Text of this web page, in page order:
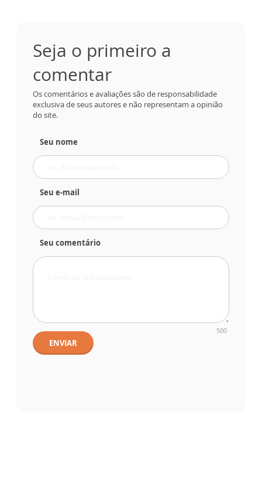
Seja o primeiro a
comentar
Os comentários e avaliações são de responsabilidade
exclusiva de seus autores e não representam a opinião
do site.
Seu nome
Seu e-mail
Seu comentário
500
ENVIAR